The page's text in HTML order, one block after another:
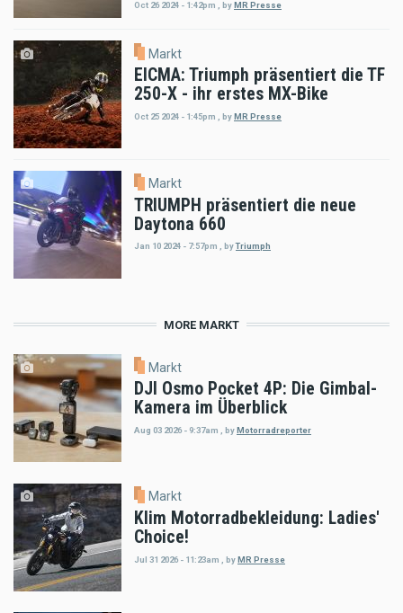
Oct 26 2024 - 1:42pm byMR Presse
Markt
EICMA: Triumph präsentiert die TF
250-X - ihr erstes MX-Bike
Oct 25 2024 - 1:45pm byMR Presse
Markt
TRIUMPH präsentiert die neue
Daytona 660
Jan 10 2024 - 7:57pm , byTriumph
MORE MARKT
Markt
DJI Osmo Pocket 4P: Die Gimbal-
Kamera im Überblick
Aug 03 2026 - 9:37am byMotorradreporter
Markt
Klim Motorradbekleidung: Ladies'
Choice!
Jul 31 2026 - 11:23am byMR Presse